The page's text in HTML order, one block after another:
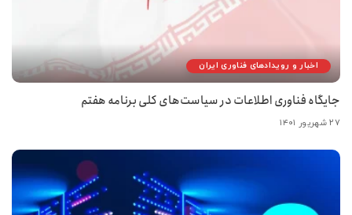
اخبار و رویدادهای فناوری ایران
جایگاه فناوری اطلاعات در سیاست‌های کلی برنامه هفتم
۲۷ شهریور ۱۴۰۱